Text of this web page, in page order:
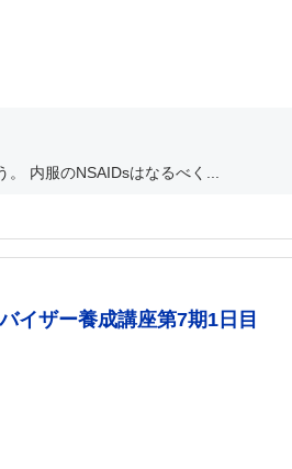
内服のNSAIDsはなるべく...
イザー養成講座第7期1日目